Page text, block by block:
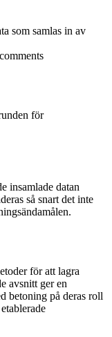
som samlas in av
för
insamlade datan
så snart det inte
för att lagra
avsnitt ger en
betoning på deras roll